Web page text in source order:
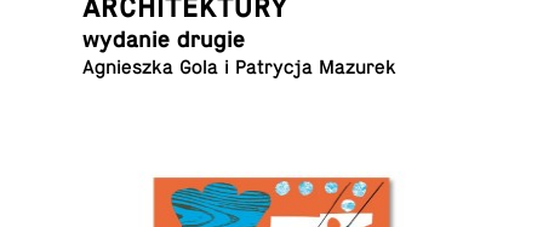
ARCHITEKTURY
wydanie drugie
Ag­nieszka Gola i Pa­trycja Mazurek